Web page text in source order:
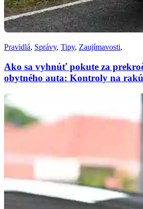
Pravidlá, Správy, Tipy, Zaujímavosti,
Ako sa vyhnúť pokute za
obytného auta: Kontroly na